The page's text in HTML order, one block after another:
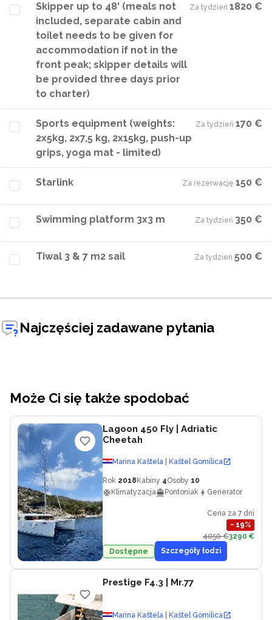
Skipper up to 48' (meals not
included, separate cabin and
toilet needs to be given for
accommodation if not in the
front peak; skipper details will
be provided three days prior
to charter)
Za tydzień·1820 €
Sports equipment (weights:
2x5kg, 2x7,5 kg, 2x15kg, push-up
grips, yoga mat - limited)
Za tydzień·170 €
Starlink Za rezerwację·150 €
Swimming platform 3x3 m Za tydzień·350 €
Tiwal 3 & 7 m2 sail Za tydzień·500 €
Najczęściej zadawane pytania
Może Ci się także spodobać
Lagoon 450 Fly | Adriatic
Cheetah
Marina Kaštela | Kaštel Gomilica
Rok 2018 Kabiny 4Osoby 10
Klimatyzacja
Pontoniak Generator
Cena za 7 dni
− 19%
4050 €3290 €
Dostępne
Szczegóły łodzi
Prestige F4.3 | Mr.77
Marina Kaštela | Kaštel Gomilica